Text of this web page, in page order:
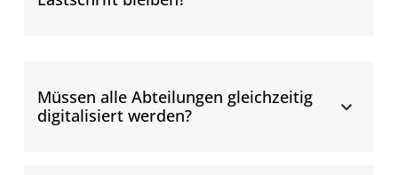
Müssen alle Abteilungen gleichzeitig
digitalisiert werden?